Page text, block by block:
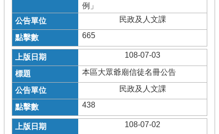
例」
民政及人文課
665
108-07-03
本區大眾爺廟信徒名冊公告
民政及人文課
438
108-07-02